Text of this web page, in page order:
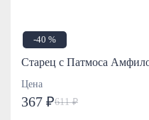
-40 %
Старец с Патмоса
Цена
367 ₽611 ₽